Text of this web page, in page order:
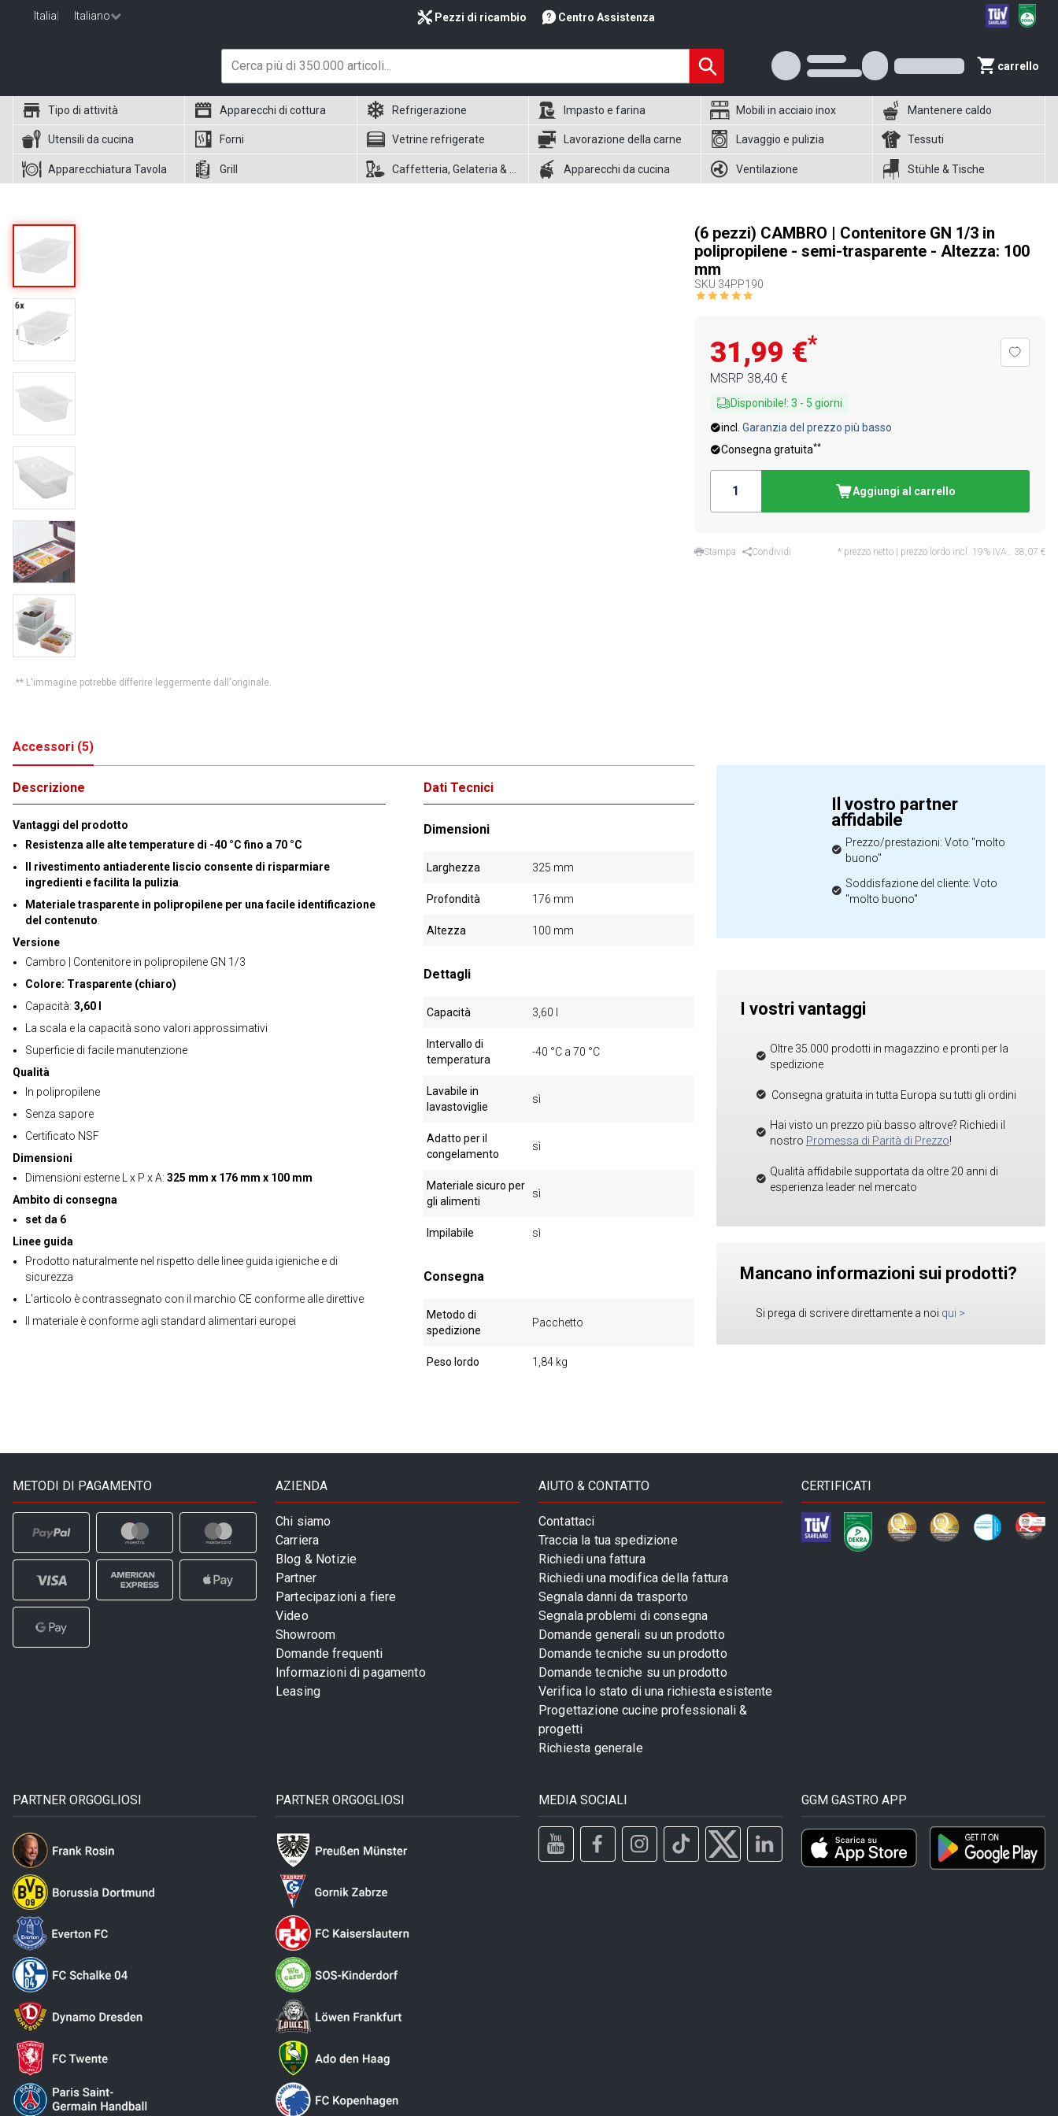
Italia Italiano Pezzi di ricambio Centro Assistenza
carrello
Tipo di attività Apparecchi di cottura Refrigerazione Impasto e farina Mobili in acciaio inox Mantenere caldo
Utensili da cucina Forni Vetrine refrigerate Lavorazione della carne Lavaggio e pulizia Tessuti
Apparecchiatura Tavola Grill Apparecchi da cucina Ventilazione Stühle & Tische
** L'immagine potrebbe differire leggermente dall'originale.
(6 pezzi) CAMBRO | Contenitore GN 1/3 in
polipropilene - semi-trasparente - Altezza: 100
mm
SKU 34PP190
31,99 €*
MSRP 38,40 €
Disponibile!: 3 - 5 giorni
incl. Garanzia del prezzo più basso
Consegna gratuita**
Aggiungi al carrello
Stampa Condividi * prezzo netto | prezzo lordo incl. 19% IVA.: 38,07 €
Accessori (5)
Descrizione
Vantaggi del prodotto
Resistenza alle alte temperature di -40 °C fino a 70 °C
Il rivestimento antiaderente liscio consente di risparmiare
ingredienti e facilita la pulizia
Materiale trasparente in polipropilene per una facile identificazione
del contenuto
Versione
Cambro | Contenitore in polipropilene GN 1/3
Colore: Trasparente (chiaro)
Capacità: 3,60 l
La scala e la capacità sono valori approssimativi
Superficie di facile manutenzione
Qualità
In polipropilene
Senza sapore
Certificato NSF
Dimensioni
Dimensioni esterne L x P x A: 325 mm x 176 mm x 100 mm
Ambito di consegna
set da 6
Linee guida
Prodotto naturalmente nel rispetto delle linee guida igieniche e di
sicurezza
L'articolo è contrassegnato con il marchio CE conforme alle direttive
Il materiale è conforme agli standard alimentari europei
Dati Tecnici
Dimensioni
Larghezza 325 mm
Profondità 176 mm
Altezza 100 mm
Dettagli
Capacità 3,60 l
Intervallo di
temperatura
-40 °C a 70 °C
Lavabile in
lavastoviglie
sì
Adatto per il
congelamento
sì
Materiale sicuro per
gli alimenti
sì
Impilabile sì
Consegna
Metodo di
spedizione
Pacchetto
Peso lordo 1,84 kg
Il vostro partner
affidabile
Prezzo/prestazioni: Voto "molto
buono"
Soddisfazione del cliente: Voto
"molto buono"
I vostri vantaggi
Oltre 35.000 prodotti in magazzino e pronti per la
spedizione
Consegna gratuita in tutta Europa su tutti gli ordini
Hai visto un prezzo più basso altrove? Richiedi il
nostro Promessa di Parità di Prezzo!
Qualità affidabile supportata da oltre 20 anni di
esperienza leader nel mercato
Mancano informazioni sui prodotti?
Si prega di scrivere direttamente a noi qui >
METODI DI PAGAMENTO AZIENDA
Chi siamo
Carriera
Blog & Notizie
Partner
Partecipazioni a fiere
Video
Showroom
Domande frequenti
Informazioni di pagamento
Leasing
AIUTO & CONTATTO
Contattaci
Traccia la tua spedizione
Richiedi una fattura
Richiedi una modifica della fattura
Segnala danni da trasporto
Segnala problemi di consegna
Domande generali su un prodotto
Domande tecniche su un prodotto
Domande tecniche su un prodotto
Verifica lo stato di una richiesta esistente
Progettazione cucine professionali &
progetti
Richiesta generale
CERTIFICATI
PARTNER ORGOGLIOSI PARTNER ORGOGLIOSI MEDIA SOCIALI GGM GASTRO APP